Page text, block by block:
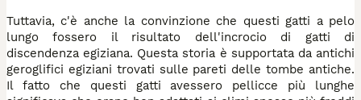
Tuttavia, c'è anche la convinzione che questi gatti a pelo
lungo fossero il risultato dell'incrocio di gatti di
discendenza egiziana. Questa storia è supportata da antichi
geroglifici egiziani trovati sulle pareti delle tombe antiche.
Il fatto che questi gatti avessero pellicce più lunghe